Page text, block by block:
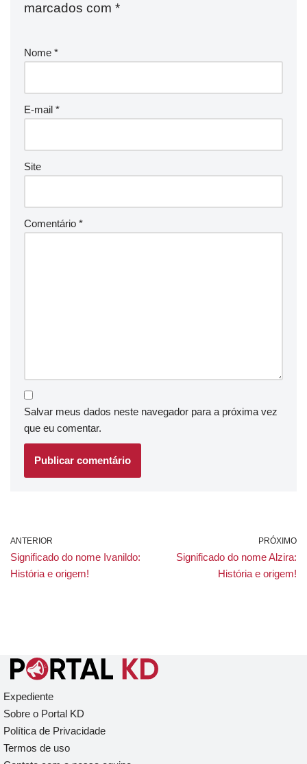
marcados com *
Nome *
E-mail *
Site
Comentário *
Salvar meus dados neste navegador para a próxima vez
que eu comentar.
ANTERIOR
Significado do nome Ivanildo:
História e origem!
PRÓXIMO
Significado do nome Alzira:
História e origem!
Expediente
Sobre o Portal KD
Política de Privacidade
Termos de uso